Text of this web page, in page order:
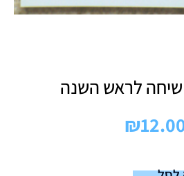
שיחה לראש השנה
₪